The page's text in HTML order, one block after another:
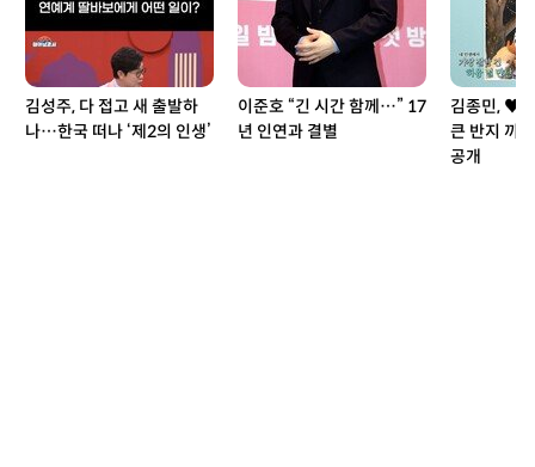
김성주, 다 접고 새 출발하
나…한국 떠나 ‘제2의 인생’
이준호 “긴 시간 함께…” 17
년 인연과 결별
김종민, ♥
큰 반지 끼
공개